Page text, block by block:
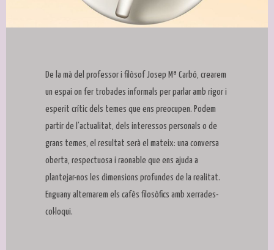
De la mà del professor i filòsof Josep Mª Carbó, crearem
un espai on fer trobades informals per parlar amb rigor i
esperit crític dels temes que ens preocupen. Podem
partir de l’actualitat, dels interessos personals o de
grans temes, el resultat serà el mateix: una conversa
oberta, respectuosa i raonable que ens ajuda a
plantejar-nos les dimensions profundes de la realitat.
Enguany alternarem els cafès filosòfics amb xerrades-
col·loqui.